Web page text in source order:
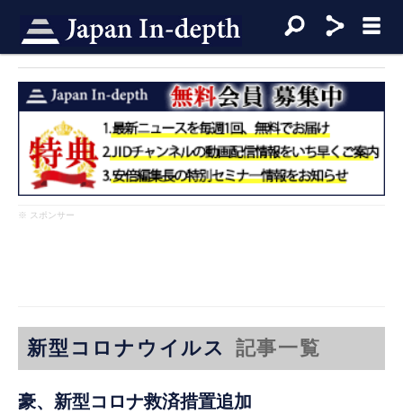
※ スポンサー
新型コロナウイルス 記事一覧
豪、新型コロナ救済措置追加